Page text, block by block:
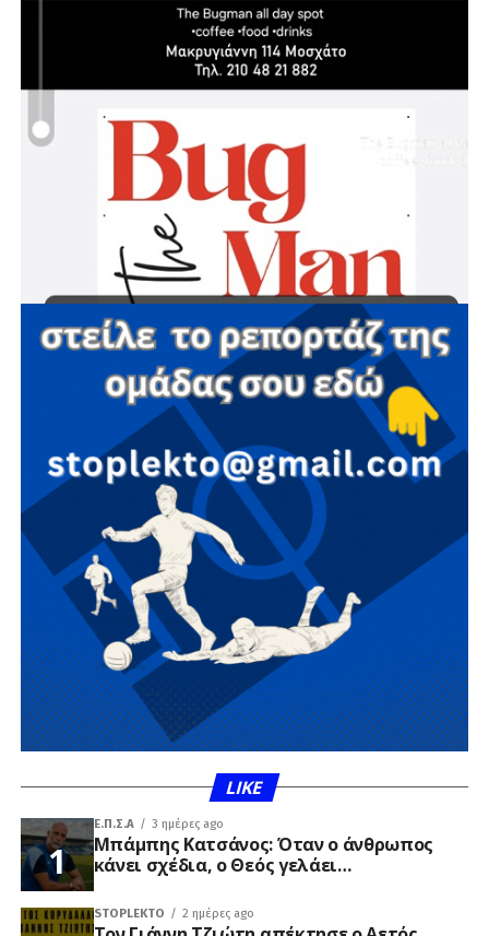
LIKE
Ε.Π.Σ.Α 3 ημέρες ago
Μπάμπης Κατσάνος: Όταν ο άνθρωπος
κάνει σχέδια, ο Θεός γελάει…
STOPLEKTO 2 ημέρες ago